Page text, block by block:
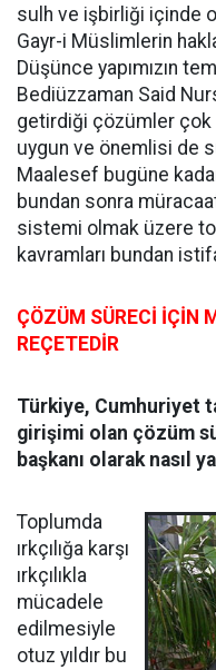
sulh ve işbirliği içinde
Gayr-i Müslimlerin
Düşünce yapımızın
Bediüzzaman Said
getirdiği çözümler çok
uygun ve önemlisi de
Maalesef bugüne
bundan sonra
sistemi olmak üzere
kavramları bundan
ÇÖZÜM SÜRECİ İÇİN
REÇETEDİR
Türkiye, Cumhuriyet
girişimi olan çözüm
başkanı olarak nasıl
Toplumda
ırkçılığa karşı
ırkçılıkla
mücadele
edilmesiyle
otuz yıldır bu